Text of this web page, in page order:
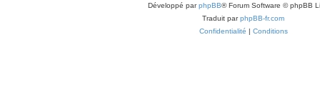
Développé parphpBB® Forum Software © phpBB
Traduit parphpBB-fr.com
Confidentialité | Conditions